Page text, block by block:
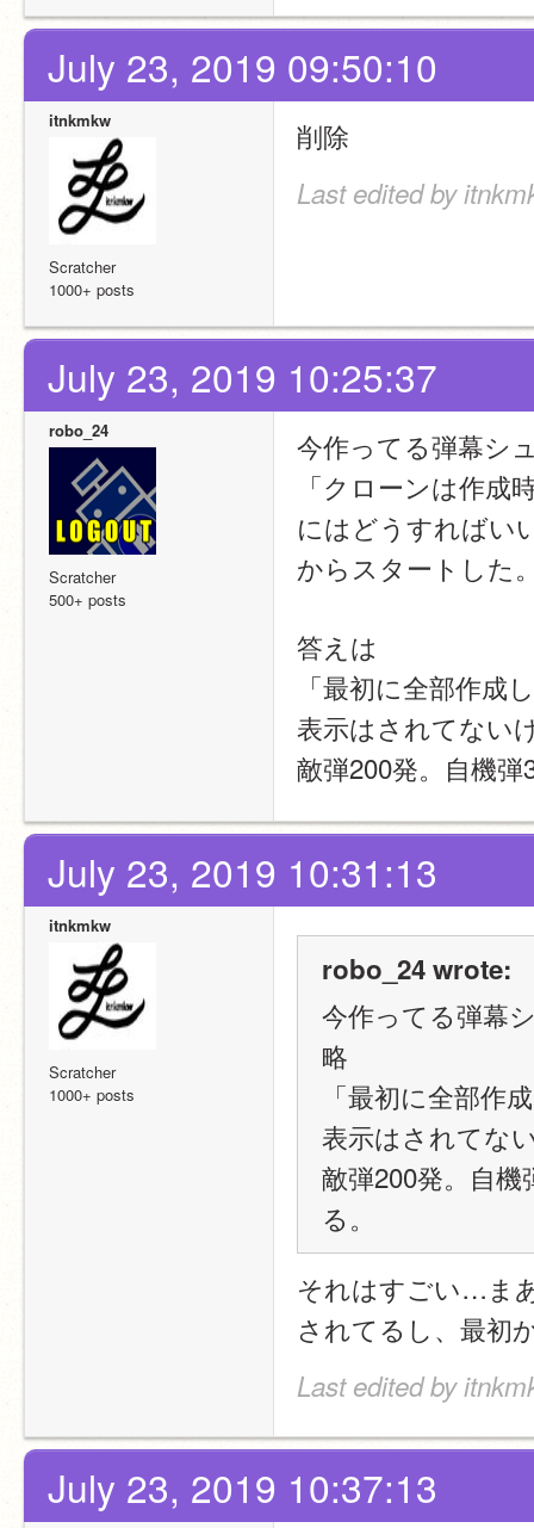
July 23, 2019 09:50:10
itnkmkw
Scratcher
1000+ posts
削除
Last edited by
July 23, 2019 10:25:37
robo_24
Scratcher
500+ posts
今作ってる弾幕シ
「クローンは作
にはどうすればい
からスタートした
答えは
「最初に全部作成
表示はされてない
敵弾200発。自機
July 23, 2019 10:31:13
itnkmkw
Scratcher
1000+ posts
robo_24 wrote:
今作ってる弾幕
略
「最初に全部作
表示はされてな
敵弾200発。自
る。
それはすごい…ま
されてるし、最初
Last edited by
July 23, 2019 10:37:13